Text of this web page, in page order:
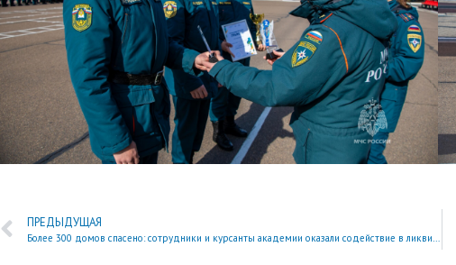
ПРЕДЫДУЩАЯ
Более 300 домов спасено: сотрудники и курсанты академии оказали содействие в ликвидации ЧС в Забайкалье